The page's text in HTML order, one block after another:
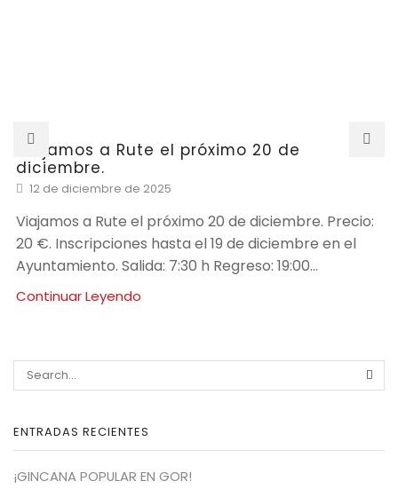
Viajamos a Rute el próximo 20 de
diciembre.
12 de diciembre de 2025
Viajamos a Rute el próximo 20 de diciembre. Precio:
20 €. Inscripciones hasta el 19 de diciembre en el
Ayuntamiento. Salida: 7:30 h Regreso: 19:00...
Continuar Leyendo
ENTRADAS RECIENTES
¡GINCANA POPULAR EN GOR!